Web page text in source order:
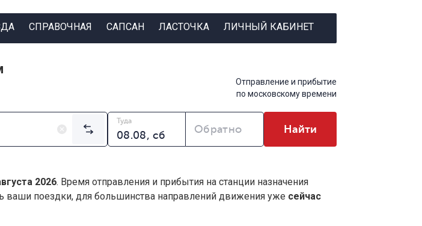
СПРАВОЧНАЯ САПСАН ЛАСТОЧКА ЛИЧНЫЙ КАБИНЕТ
Отправление и прибытие
по московскому времени
Туда
Обратно Найти
2026. Время отправления и прибытия на станции назначения
ваши поездки, для большинства направлений движения уже сейчас